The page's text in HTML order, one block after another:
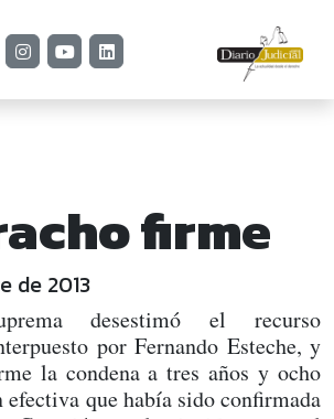
firme
de 2013
desestimó el recurso
por Fernando Esteche, y
la condena a tres años y ocho
efectiva que había sido confirmada